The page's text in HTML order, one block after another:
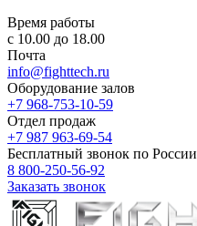
Время работы
с 10.00 до 18.00
Почта
info@fighttech.ru
Оборудование залов
+7 968-753-10-59
Отдел продаж
+7 987 963-69-54
Бесплатный звонок по России
8 800-250-56-92
Заказать звонок